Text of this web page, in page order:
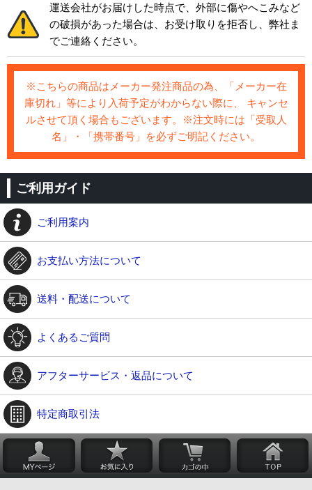
運送会社がお届けした時点で、外部に傷やへこみなど
の破損があった場合は、お受け取りを拒否し、弊社ま
でご連絡ください。
※こちらの商品はメーカー発注商品の為、「メーカー在
庫切れ」等により入荷予定がわからない際に、 キャンセ
ルさせて頂く場合もございます。※注文時には「受取人
名」・「携帯番号」を必ずご明記ください。
ご利用ガイド
ご利用案内
お支払い方法について
送料・配送について
よくあるご質問
アフターサービス・返品について
特定商取引法